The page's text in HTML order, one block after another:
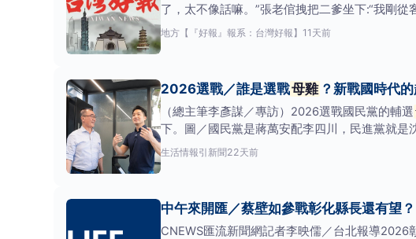
了，太不像話嘛。”張老倌拽把二爹坐下:“我剛
地方 【『好報』報系：台灣好報】 11天前
2026選戰／誰是選戰母雞 ？新戰國時代
（總主筆李彥謀／專訪）2026選戰國民黨的輔選
下。圖／國民黨是蔣萬安配李四川，民進黨就
瑜，而候選人擔
生活情報引新聞22天前
中午來開匯／蔡壁如參戰彰化縣長還有望
CNEWS匯流新聞網記者李映儒／台北報導